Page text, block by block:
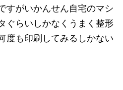
すがいかんせん自宅のマシ
ぐらいしかなくうまく整形
度も印刷してみるしかない